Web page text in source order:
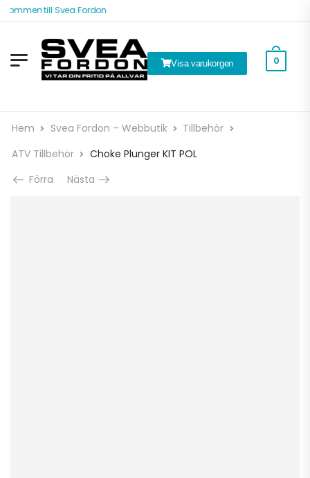
till Svea Fordon
Visa varukorgen 0
Hem Svea Fordon – Webbutik
Tillbehör
ATV Tillbehör
Choke Plunger KIT POL
Förra
Nästa